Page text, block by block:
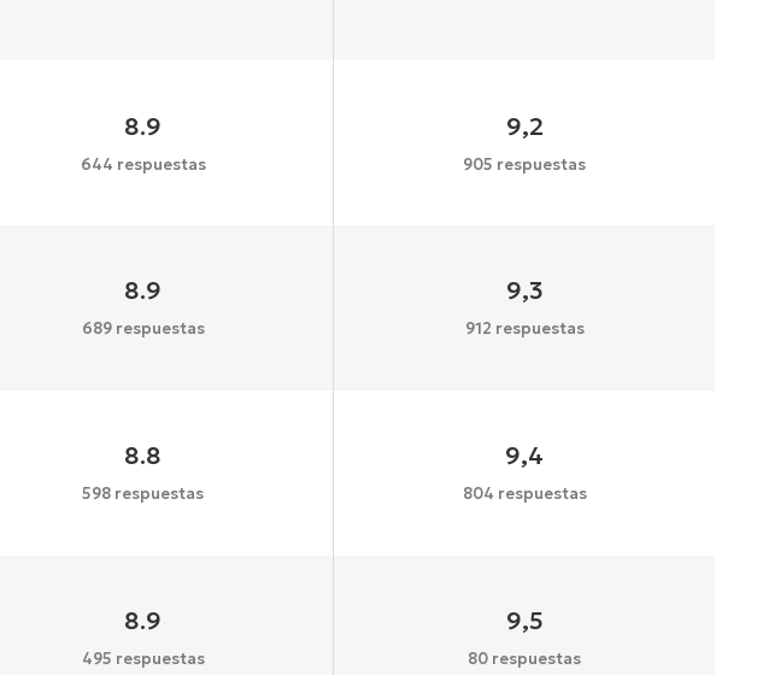
8.9
644 respuestas
9,2
905 respuestas
8.9
689 respuestas
9,3
912 respuestas
8.8
598 respuestas
9,4
804 respuestas
8.9
495 respuestas
9,5
80 respuestas